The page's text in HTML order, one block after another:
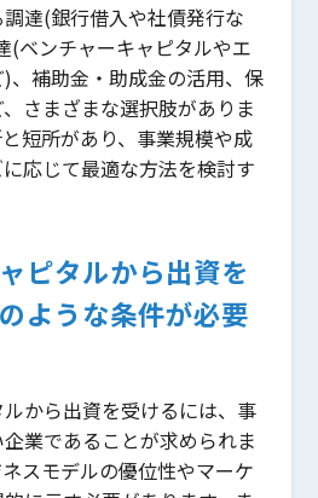
達(銀行借入や社債発行な
(ベンチャーキャピタルやエ
、補助金・助成金の活用、保
さまざまな選択肢がありま
短所があり、事業規模や成
応じて最適な方法を検討す
ピタルから出資を
ような条件が必要
から出資を受けるには、事
業であることが求められま
スモデルの優位性やマーケ